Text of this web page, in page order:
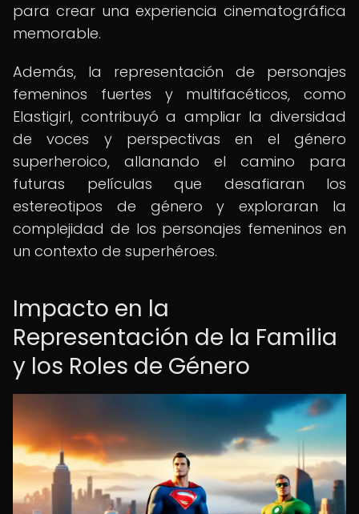
para crear una experiencia cinematográfica
memorable.
Además, la representación de personajes
femeninos fuertes y multifacéticos, como
Elastigirl, contribuyó a ampliar la diversidad
de voces y perspectivas en el género
superheroico, allanando el camino para
futuras películas que desafiaran los
estereotipos de género y exploraran la
complejidad de los personajes femeninos en
un contexto de superhéroes.
Impacto en la
Representación de la Familia
y los Roles de Género